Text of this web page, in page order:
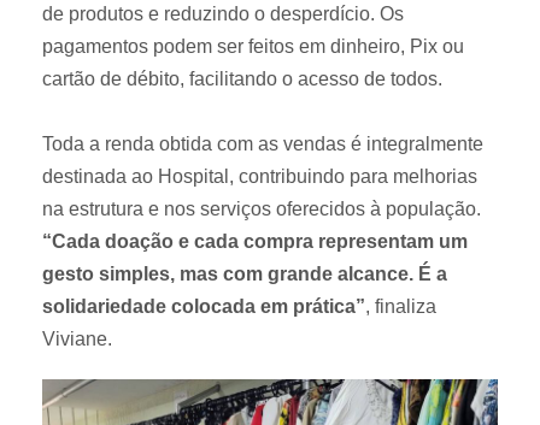
de produtos e reduzindo o desperdício. Os
pagamentos podem ser feitos em dinheiro, Pix ou
cartão de débito, facilitando o acesso de todos.
Toda a renda obtida com as vendas é integralmente
destinada ao Hospital, contribuindo para melhorias
na estrutura e nos serviços oferecidos à população.
“Cada doação e cada compra representam um
gesto simples, mas com grande alcance. É a
solidariedade colocada em prática”, finaliza
Viviane.